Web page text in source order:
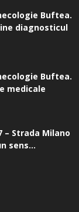
Buftea.
diagnosticul
Buftea.
medicale
– Strada Milano
sens...